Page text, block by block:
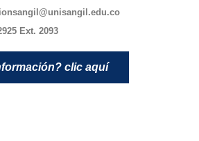
Ext. 2093
clic aquí